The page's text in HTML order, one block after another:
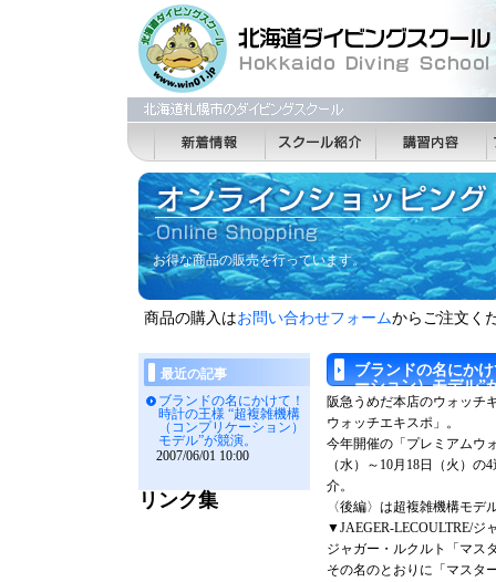
お得な商品の販売を行っています。
商品の購入はお問い合わせフォームからご注文く
ブランドの名にか
ーション）モデル”
阪急うめだ本店のウォッチ
ウォッチエキスポ」。
今年開催の「プレミアムウ
（水）～10月18日（火）
介。
〈後編〉は超複雑機構モ
▼JAEGER-LECOULTRE/ジ
ジャガー・ルクルト「マス
その名のとおりに「マスタ
最近の記事
ブランドの名にかけて！
時計の王様 “超複雑機構
（コンプリケーション）
モデル”が競演。
2007/06/01 10:00
リンク集